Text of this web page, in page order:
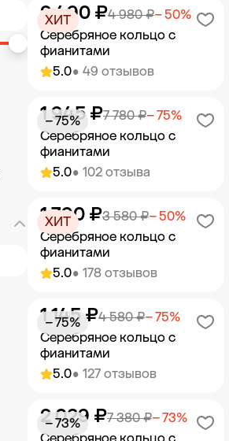
Добавить в корзину
5.0• 49 отзывов
Серебряное кольцо с
фианитами
4 980 ₽− 50%
2 490 ₽
ХИТ
Добавить в корзину
5.0• 102 отзыва
Серебряное кольцо с
фианитами
7 780 ₽− 75%
1 945 ₽
− 75%
Добавить в корзину
5.0• 178 отзывов
Серебряное кольцо с
фианитами
3 580 ₽− 50%
1 790 ₽
ХИТ
Добавить в корзину
5.0• 127 отзывов
Серебряное кольцо с
фианитами
4 580 ₽− 75%
1 145 ₽
− 75%
Добавить в корзину
7 380 ₽− 73%
2 029 ₽
− 73%